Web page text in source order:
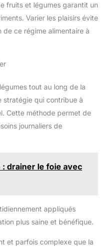
fruits et légumes garantit un
Varier les plaisirs évite
de ce régime alimentaire à
tout au long de la
stratégie qui contribue à
Cette méthode permet de
journaliers de
drainer le foie avec
appliqués
plus saine et bénéfique.
et parfois complexe que la